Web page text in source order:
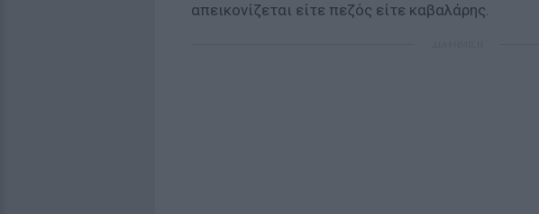
απεικονίζεται είτε πεζός είτε καβαλάρης.